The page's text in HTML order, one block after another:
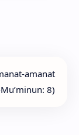
amanat
8)